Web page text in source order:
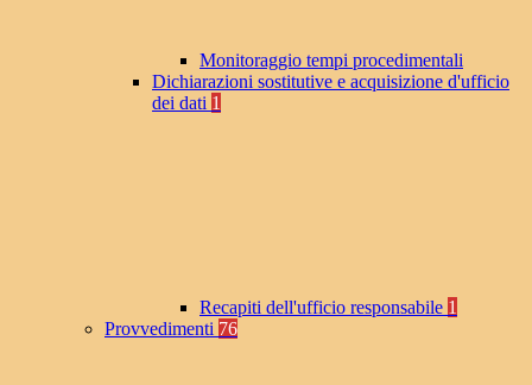
Monitoraggio tempi procedimentali
Dichiarazioni sostitutive e acquisizione d'ufficio
dei dati 1
Recapiti dell'ufficio responsabile 1
Provvedimenti 76